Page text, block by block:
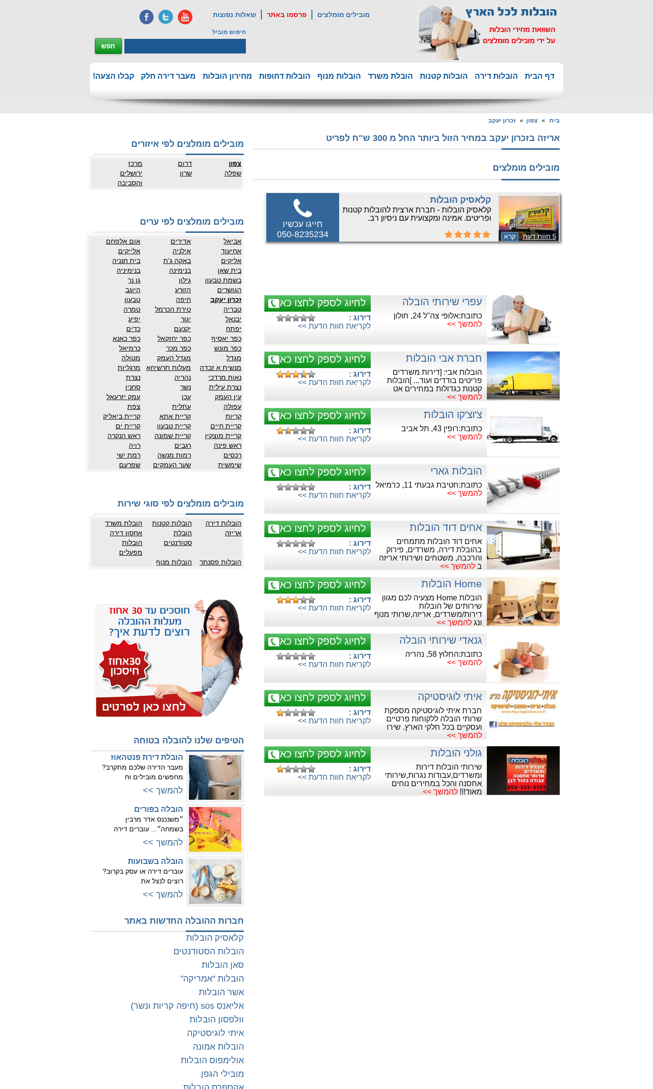
מובילים מומלצים פרסמו באתר שאלות נפוצות
חיפוש מוביל
דף הבית הובלות דירה הובלות קטנות הובלת משרד הובלות מנוף הובלות דחופות מחירון הובלות מעבר דירה חלק קבלו הצעה!
בית » צפון » זכרון יעקב
אריזה בזכרון יעקב במחיר הזול ביותר החל מ 300 ש"ח לפריט
מובילים מומלצים
5 חוות דעת קרא
קלאסיק הובלות
קלאסיק הובלות - חברת ארצית להובלות קטנות
ופריטים. אמינה ומקצועית עם ניסיון רב.
חייגו עכשיו
050-8235234
עפרי שירותי הובלה לחיוג לספק לחצו כאן
כתובת:אלופי צה"ל 24, חולון
להמשך >>
דירוג :
לקריאת חוות הדעת >>
חברת אבי הובלות לחיוג לספק לחצו כאן
הובלות אבי: [דירות משרדים
פריטים בודדים ועוד... ]הובלות
קטנות כגדולות במחירים אט
להמשך >>
דירוג :
לקריאת חוות הדעת >>
צ'וצ'קו הובלות לחיוג לספק לחצו כאן
כתובת:רופין 43, תל אביב
להמשך >>
דירוג :
לקריאת חוות הדעת >>
הובלות גארי לחיוג לספק לחצו כאן
כתובת:חטיבת גבעתי 11, כרמיאל
להמשך >>
דירוג :
לקריאת חוות הדעת >>
אחים דוד הובלות לחיוג לספק לחצו כאן
אחים דוד הובלות מתמחים
בהובלת דירה, משרדים, פירוק
והרכבה, משטחים ושירותי אריזה
ב להמשך >>
דירוג :
לקריאת חוות הדעת >>
Home הובלות לחיוג לספק לחצו כאן
הובלות Home מצעיה לכם מגוון
שירותים של הובלות
דירות/משרדים, אריזה,שרותי מנוף
ונג להמשך >>
דירוג :
לקריאת חוות הדעת >>
גנאדי שירותי הובלה לחיוג לספק לחצו כאן
כתובת:החלוץ 58, נהריה
להמשך >>
דירוג :
לקריאת חוות הדעת >>
איתי לוגיסטיקה לחיוג לספק לחצו כאן
חברת איתי לוגיסטיקה מספקת
שרותי הובלה ללקוחות פרטיים
ועסקיים בכל חלקי הארץ. שירו
להמשך >>
דירוג :
לקריאת חוות הדעת >>
גולני הובלות לחיוג לספק לחצו כאן
שירותי הובלות דירות
ומשרדים,עבודות נגרות,שירותי
אחסנה והכל במחירים נוחים
מאוד!!! להמשך >>
דירוג :
לקריאת חוות הדעת >>
מובילים מומלצים לפי איזורים
צפון דרום
מרכז
שפלה
שרון
ירושלים
והסביבה
מובילים מומלצים לפי ערים
אביאל אדירים
אום אלפחם
אחיעוד
אילניה
אלייקים
אליקים
באקה ג'ת
בית חנניה
בית שאן
בנימינה
בנימיניה
בשמת טבעון
גילון
גן נר
הגושרים
הזורע
היוגב
זכרון יעקב
חיפה
טבעון
טבריה
טירת הכרמל
טמרה
יבנאל
יגור
יפיע
יפתח
יקנעם
כדים
כפר יאסיף
כפר יחזקאל
כפר כאנא
כפר מונש
כפר מכר
כרמיאל
מגדל
מגדל העמק
מטולה
מנשית א זבדה
מעלות תרשיחא
מרגליות
נאות מרדכי
נהריה
נצרת
נצרת עילית
נשר
סחנין
עין העמק
עכו
עמק יזרעאל
עפולה
עתלית
צפת
קריות
קריית אתא
קריית ביאליק
קריית חיים
קריית טבעון
קריית ים
קריית מוצקין
קריית שמונה
ראש הנקרה
ראש פינה
רגבים
רויה
רכסים
רמות מנשה
רמת ישי
שימשית
שער העמקים שפרעם
מובילים מומלצים לפי סוגי שירות
הובלות דירה הובלות קטנות
הובלת משרד
אריזה
הובלת
סטודנטים
אחסון דירה
הובלות
מפעלים
הובלות פסנתר
הובלות מנוף
הטיפים שלנו להובלה בטוחה
הובלת דירת פנטהאוז
מעבר הדירה שלכם מתקרב?
מחפשים מובילים וח
להמשך >>
הובלה בפורים
״משנכנס אדר מרבין
בשמחה״... עוברים דירה
להמשך >>
הובלה בשבועות
עוברים דירה או עסק בקרוב?
רוצים לנצל את
להמשך >>
חברות ההובלה החדשות באתר
קלאסיק הובלות
הובלות הסטודנטים
סאן הובלות
הובלות "אמריקה"
אשר הובלות
אליאנס sos (חיפה קריות ונשר)
וולפסון הובלות
איתי לוגיסטיקה
הובלות אמונה
אולימפוס הובלות
מובילי הגפן